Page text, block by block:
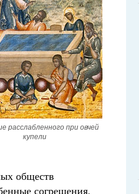
расслабленного при овчей
купели
обществ
согрешения,